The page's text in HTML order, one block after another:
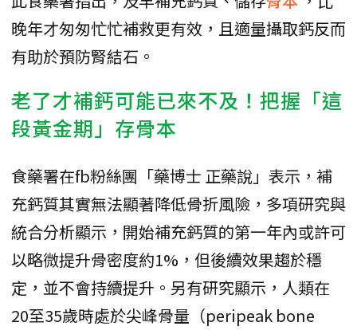
晚年才匆匆忙忙補救更有效，且適量攝取鈣反而
有助於預防腎結石。
老了才補鈣可能已來不及！把握「這
段黃金期」存骨本
食藥署在fb粉絲團「藥博士 正藥說」表示，補
充鈣質其實無法顯著降低骨折風險，多項研究與
統合分析顯示，開始補充鈣質的第一年內或許可
以略微提升骨密度約1%，但後續效果趨於穩
定，並不會持續提升。另有研究顯示，人類在
20至35歲時處於尖峰骨量（peripeak bone